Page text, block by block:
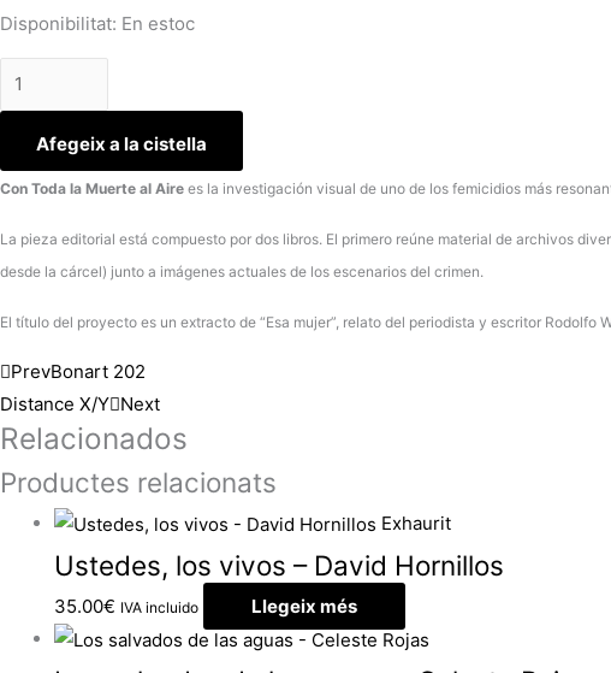
Disponibilitat: En estoc
Afegeix a la cistella
Con Toda la Muerte al Aire es la investigación visual de uno de los femicidios más
La pieza editorial está compuesto por dos libros. El primero reúne material de archivos
desde la cárcel) junto a imágenes actuales de los escenarios del crimen.
El título del proyecto es un extracto de “Esa mujer”, relato del periodista y escritor Rodolfo
PrevBonart 202
Distance X/Y Next
Relacionados
Productes relacionats
Exhaurit
Ustedes, los vivos – David Hornillos
35.00€ IVA incluido Llegeix més